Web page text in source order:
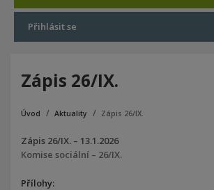
Přihlásit se
Zápis 26/IX.
Úvod Aktuality Zápis 26/IX.
Zápis 26/IX. – 13.1.2026
Komise sociální – 26/IX.
Přílohy: